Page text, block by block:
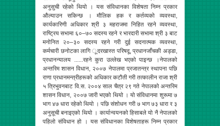
अनुसुची रहेको थियो । यस संविधानका विशेषता निम्न प्रकार
औल्याउन सकिन्छ । मौलिक हक र कर्तव्यको व्यवस्था,
कार्यकारिणी अधिकार श्री ३ महराजमा निहित रहने व्यवस्था,
राष्ट्रिय सभामा ६०–७० सदस्य रहने र भारदारी सभामा श्री ३ बाट
मनोनित २०–३० सदस्य रहने गरी दुई सदनात्मक व्यवस्था,
कर्मचारी छनोटका लागि ूदरखास्त परिषदू, प्रधानजाँचकी अड्डा,
प्रधानन्यालय ......रहने कुरा उल्लेख भएको पाइन्छ ।नेपालको
अन्तरिम शासन विधान, २००७ नेपालमा प्रजातन्त्र स्थापना पछि
राणा प्रधानमन्त्रीहरूको अधिकार कटौती गरी तत्कालीन राजा श्री
५ त्रिभुवनबाट वि.स. २००४ साल चैत्र २९ गते नेपालको अन्तरिम
शासन विधान, २००७ जारी भएको थियो । यो संविधानमा शुरूमा ७
भाग ४७ धारा रहेको थियो । पछि संशोधन गरी ७ भाग ७३ धारा र ३
अनुसूची बनाइएको थियो । कार्यान्वयनको हिसाबले यो नै नेपालको
पहिलो संविधान हो । यस संविधानका विशेषताहरू निम्न प्रकार